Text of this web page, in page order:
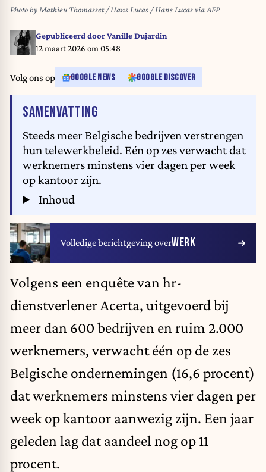
Photo by Mathieu Thomasset / Hans Lucas / Hans Lucas via AFP
Gepubliceerd doorVanille Dujardin
12 maart 2026 om 05:48
Volg ons op GOOGLE NEWS GOOGLE DISCOVER
SAMENVATTING
Steeds meer Belgische bedrijven verstrengen
hun telewerkbeleid. Eén op zes verwacht dat
werknemers minstens vier dagen per week
op kantoor zijn.
Inhoud
Volledige berichtgeving overWERK
Volgens een enquête van hr-
dienstverlener Acerta, uitgevoerd bij
meer dan 600 bedrijven en ruim 2.000
werknemers, verwacht één op de zes
Belgische ondernemingen (16,6 procent)
dat werknemers minstens vier dagen per
week op kantoor aanwezig zijn. Een jaar
geleden lag dat aandeel nog op 11
procent.